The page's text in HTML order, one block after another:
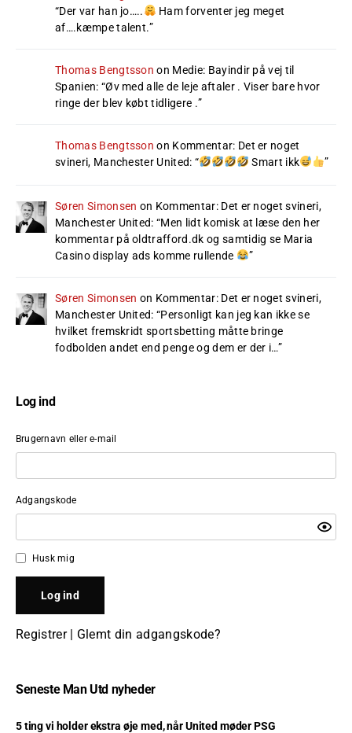
“Der var han jo…..
Ham forventer jeg meget
af….kæmpe talent.”
Thomas Bengtsson on Medie: Bayindir på vej til
Spanien: “Øv med alle de leje aftaler . Viser bare hvor
ringe der blev købt tidligere .”
Thomas Bengtsson on Kommentar: Det er noget
svineri, Manchester United: “ Smart ikk ”
Søren Simonsen on Kommentar: Det er noget svineri,
Manchester United: “Men lidt komisk at læse den her
kommentar på oldtrafford.dk og samtidig se Maria
Casino display ads komme rullende
”
Søren Simonsen on Kommentar: Det er noget svineri,
Manchester United: “Personligt kan jeg kan ikke se
hvilket fremskridt sportsbetting måtte bringe
fodbolden andet end penge og dem er der i…”
Log ind
Brugernavn eller e-mail
Adgangskode
Husk mig
Registrer| Glemt din adgangskode?
Seneste Man Utd nyheder
5 ting vi holder ekstra øje med, når United møder PSG